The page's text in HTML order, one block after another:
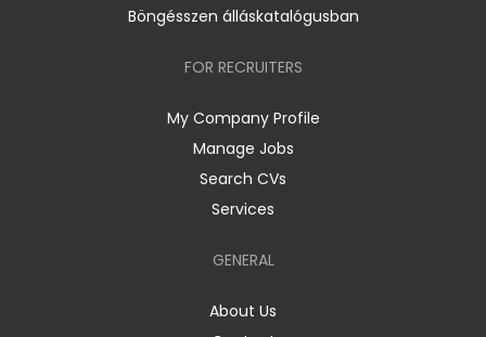
Böngésszen álláskatalógusban
FOR RECRUITERS
My Company Profile
Manage Jobs
Search CVs
Services
GENERAL
About Us